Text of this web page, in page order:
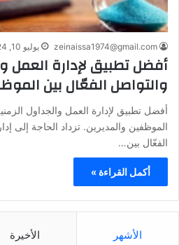
zeinaissa1974@gmail.com يوليو 10, 2024
أفضل تطبيق لإدارة العمل
والتواصل الفعّال بين
أفضل تطبيق لإدارة العمل والجداول
الموظفين والمديرين. تزداد الحاجة إلى
الفعّال بين…
أكمل القراءة »
الأشهر الأخيرة